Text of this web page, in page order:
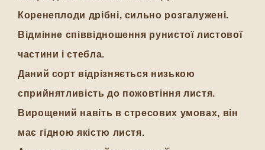
Коренеплоди дрібні, сильно розгалужені.
Відмінне співвідношення рунистої листової
частини і стебла.
Даний сорт відрізняється низькою
сприйнятливість до пожовтіння листя.
Вирощений навіть в стресових умовах, він
має гідною якістю листя.